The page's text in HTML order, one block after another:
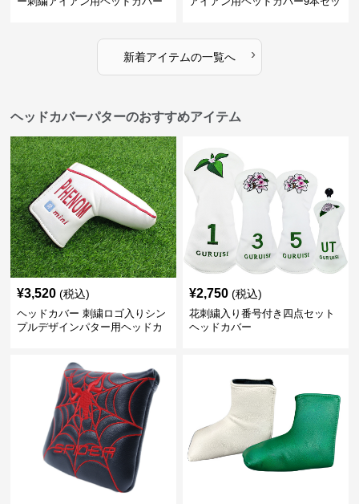
新着アイテムの一覧へ ›
ヘッドカバーパターのおすすめアイテム
¥3,520 (税込)
ヘッドカバー 刺繍ロゴ入りシン
プルデザインパター用ヘッドカ
¥2,750 (税込)
花刺繍入り番号付き四点セット
ヘッドカバー